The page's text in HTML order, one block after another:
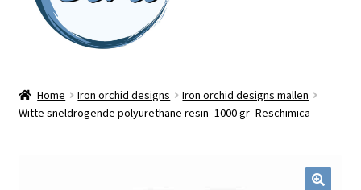
Workshops
Home Iron orchid designs
Iron orchid designs mallen
Witte sneldrogende polyurethane resin -1000 gr- Reschimica